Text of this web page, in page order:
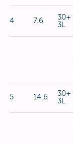
4 7.6
30+
3L
5 14.6
30+
3L